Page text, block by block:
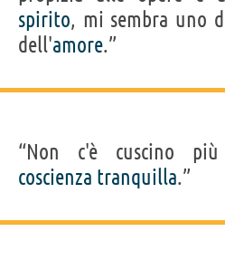
spirito, mi sembra uno
dell'amore.”
“Non c'è cuscino
coscienza tranquilla.”